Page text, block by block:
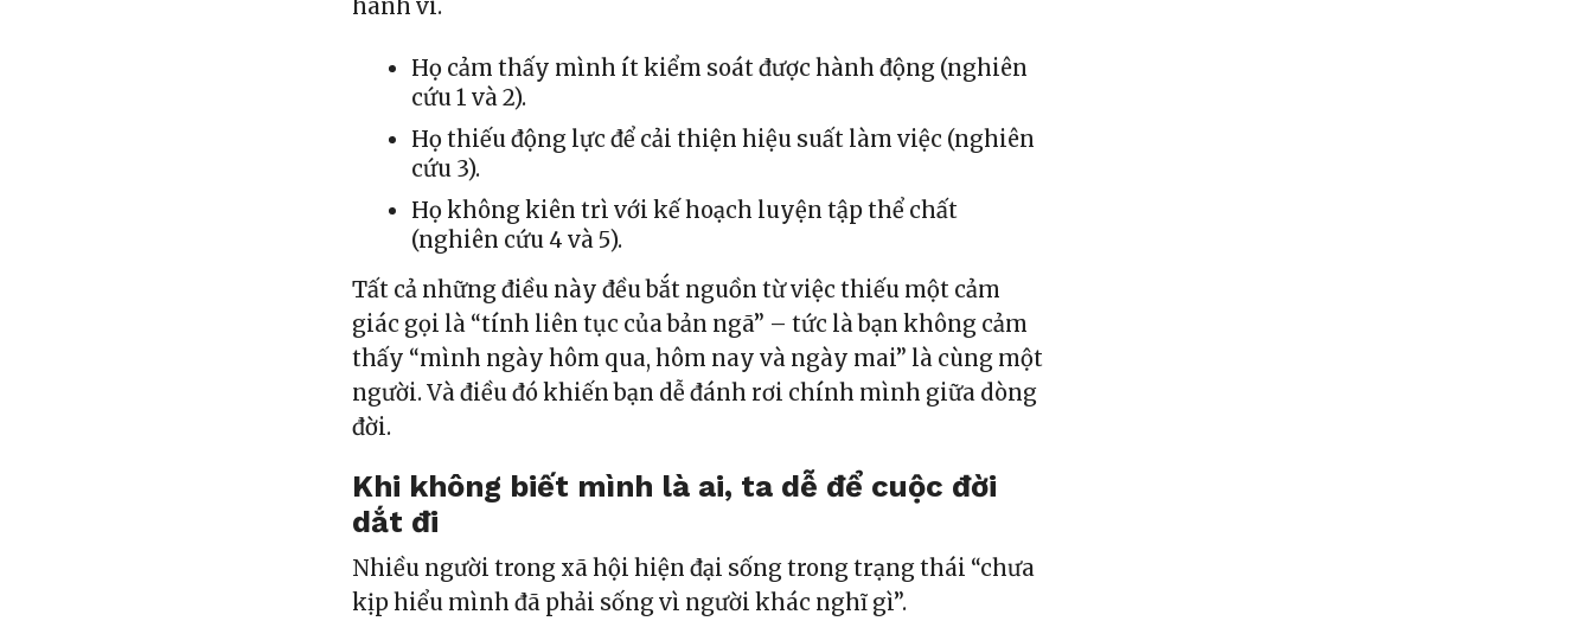
hành vi.
Họ cảm thấy mình ít kiểm soát được hành động (nghiên
cứu 1 và 2).
Họ thiếu động lực để cải thiện hiệu suất làm việc (nghiên
cứu 3).
Họ không kiên trì với kế hoạch luyện tập thể chất
(nghiên cứu 4 và 5).
Tất cả những điều này đều bắt nguồn từ việc thiếu một cảm
giác gọi là “tính liên tục của bản ngã” – tức là bạn không cảm
thấy “mình ngày hôm qua, hôm nay và ngày mai” là cùng một
người. Và điều đó khiến bạn dễ đánh rơi chính mình giữa dòng
đời.
Khi không biết mình là ai, ta dễ để cuộc đời
dắt đi
Nhiều người trong xã hội hiện đại sống trong trạng thái “chưa
kịp hiểu mình đã phải sống vì người khác nghĩ gì”.